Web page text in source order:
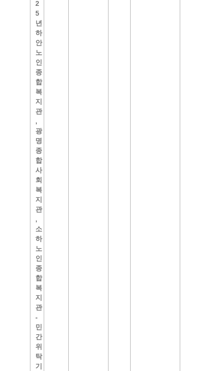
2
5
년
하
안
노
인
종
합
복
지
관
,
광
명
종
합
사
회
복
지
관
,
소
하
노
인
종
합
복
지
관
-
민
간
위
탁
기